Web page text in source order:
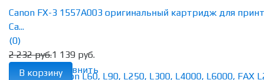
избранное сравнить
Canon FX-3 1557A003 оригинальный картридж для
Ca...
(0)
2 232 руб.1 139 руб.
В корзину